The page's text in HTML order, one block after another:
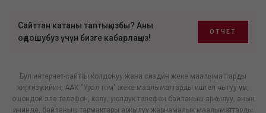
Сайттан катаны таптыңызбы? Аны
оңдошубуз үчүн бизге кабарлаңыз!
ОТЧЕТ
Бул интернет-сайтты колдонуу жана сиздин жеке маалыматтарды
киргизүү кийин, ААК "Урал том" жеке маалыматтарды иштеп чыгуу үчүн,
ошондой эле телефон, колу, уюлдук телефон байланыш аркылуу, анын
ичинде, байланыш тармактары аркылуу жарнамалык маалыматтарды